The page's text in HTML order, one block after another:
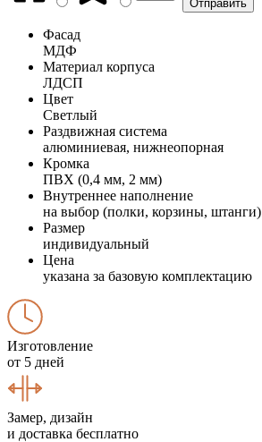
Фасад
МДФ
Материал корпуса
ЛДСП
Цвет
Светлый
Раздвижная система
алюминиевая, нижнеопорная
Кромка
ПВХ (0,4 мм, 2 мм)
Внутреннее наполнение
на выбор (полки, корзины, штанги)
Размер
индивидуальный
Цена
указана за базовую комплектацию
Изготовление
от 5 дней
Замер, дизайн
и доставка бесплатно